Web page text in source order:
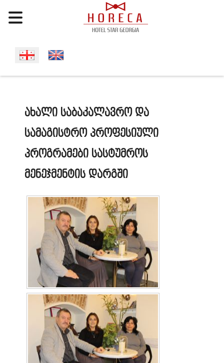
Select your language
ახალი საბაკალავრო და
სამაგისტრო პროფესიული
პროგრამები სასტუმროს
მენეჯმენტის დარგში